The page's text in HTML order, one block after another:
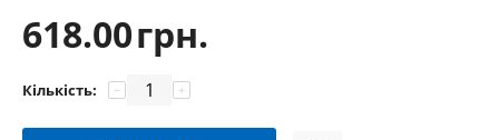
618.00грн.
Кількість: +
−